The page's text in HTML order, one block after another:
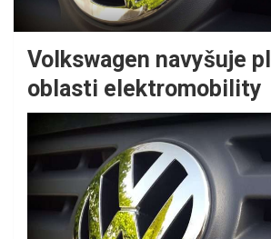
Volkswagen navyšuje
oblasti elektromobility